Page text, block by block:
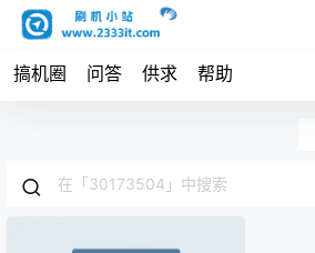
搞机圈 问答 供求 帮助